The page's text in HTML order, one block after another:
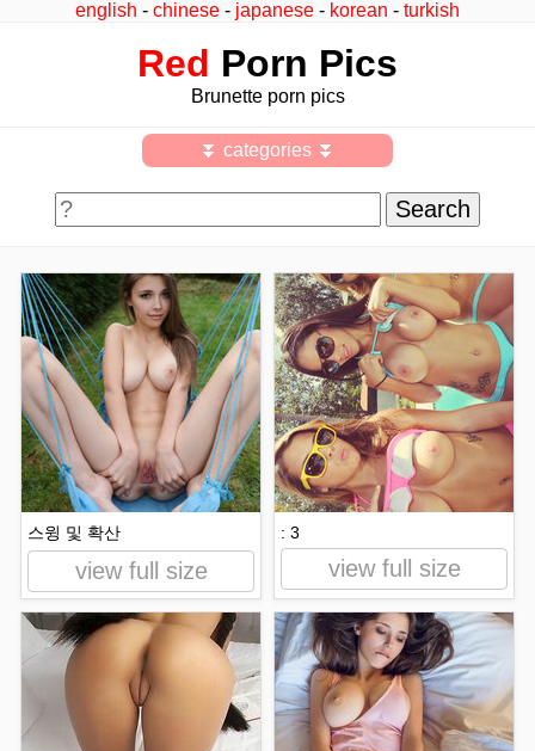
english - chinese - japanese - korean - turkish
Red Porn Pics
Brunette porn pics
⏬ categories ⏬
스윙 및 확산
view full size
: 3
view full size